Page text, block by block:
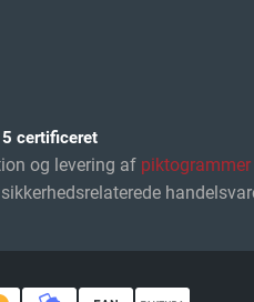
certificeret
og levering af piktogrammer